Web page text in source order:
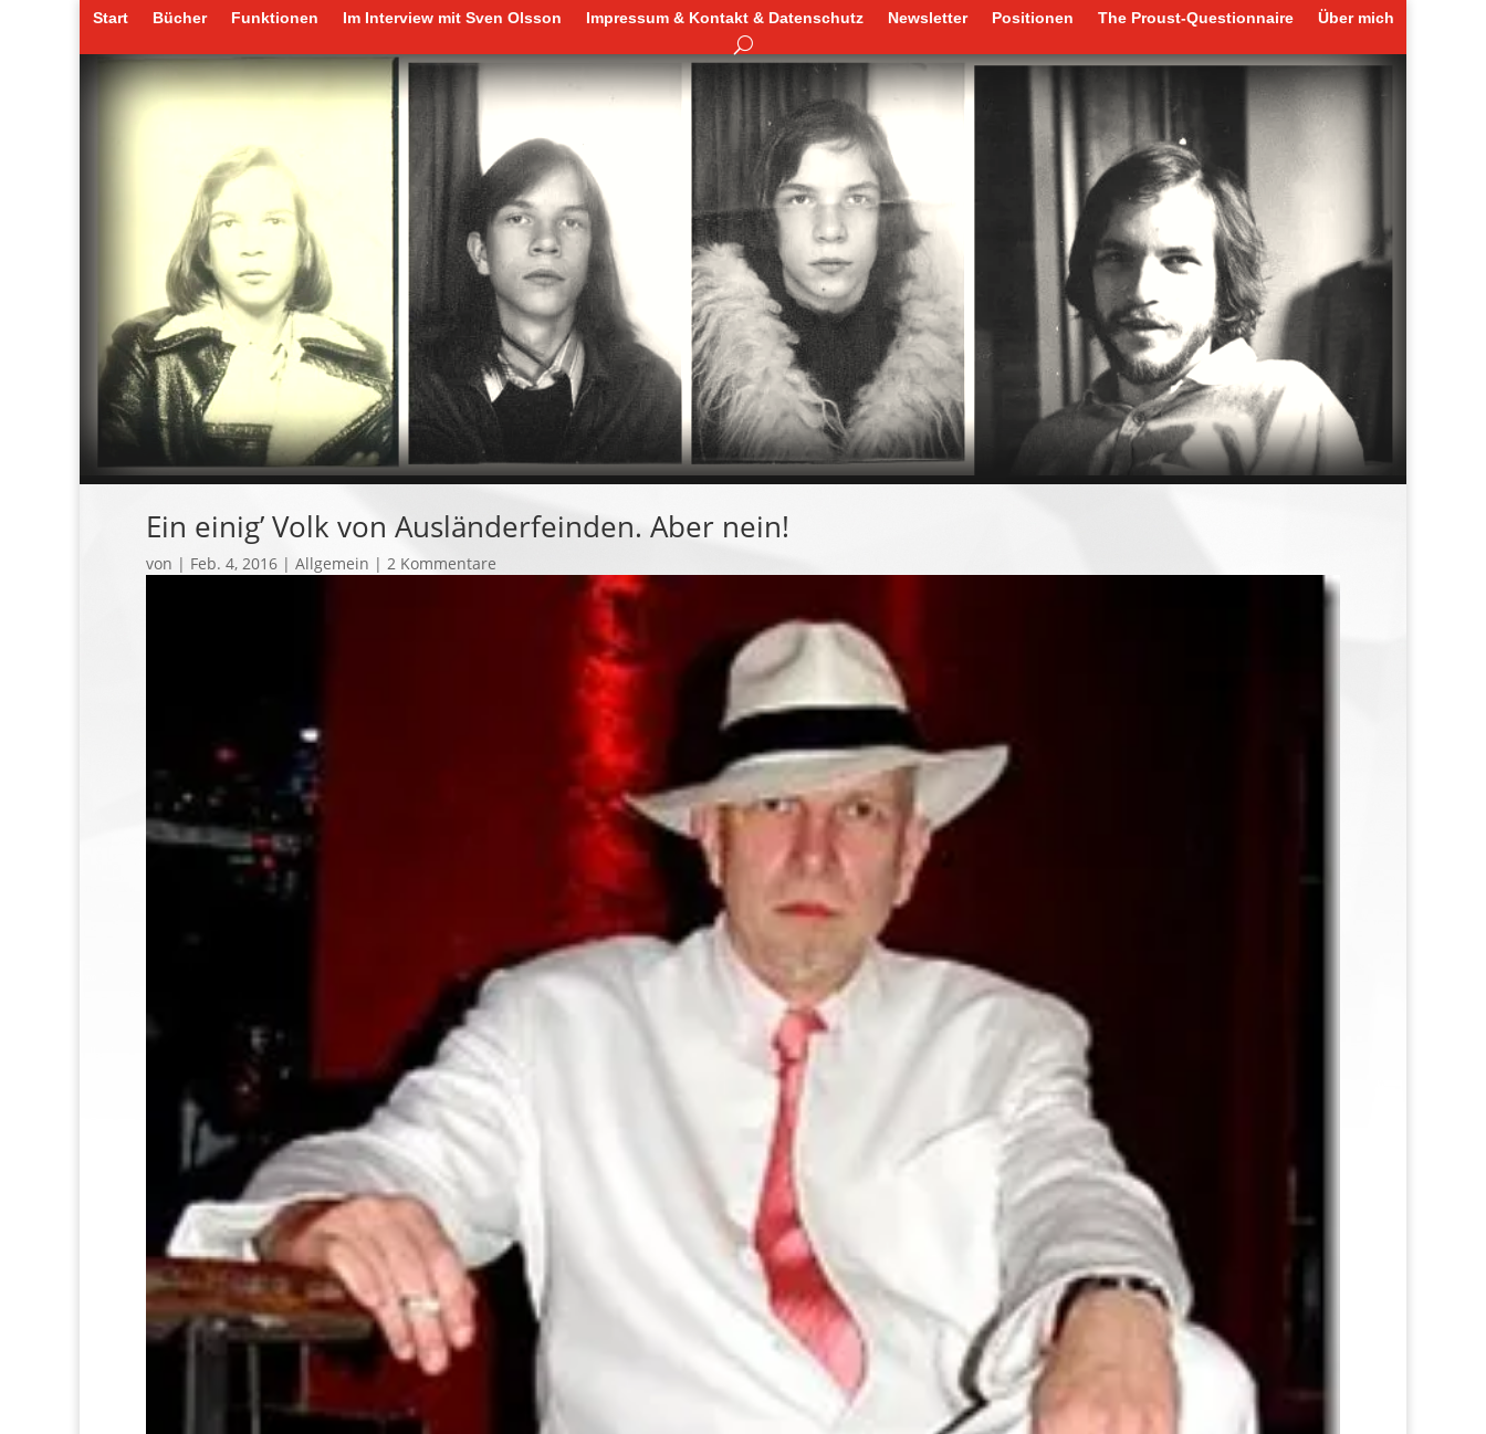
Start Bücher Funktionen Im Interview mit Sven Olsson Impressum & Kontakt & Datenschutz Newsletter Positionen The Proust-Questionnaire Über mich
Start Bücher Funktionen Im Interview mit Sven Olsson Impressum & Kontakt & Datenschutz Newsletter Positionen The Proust-Questionnaire Über mich
Ein einig’ Volk von Ausländerfeinden. Aber nein!
von | Feb. 4, 2016 | Allgemein | 2 Kommentare